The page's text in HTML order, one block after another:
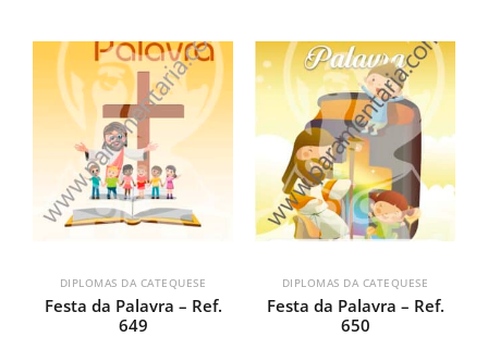
DIPLOMAS DA CATEQUESE
Festa da Palavra – Ref.
649
DIPLOMAS DA CATEQUESE
Festa da Palavra – Ref.
650